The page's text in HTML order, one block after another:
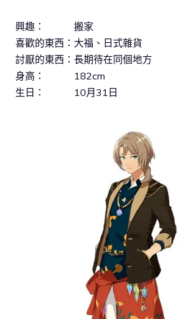
興趣： 搬家
喜歡的東西：大福、日式雜貨
討厭的東西：長期待在同個地方
身高： 182cm
生日： 10月31日